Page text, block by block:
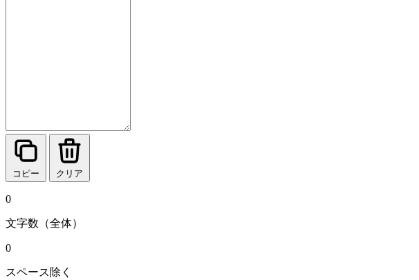
コピー クリア
0
文字数 （全体）
0
スペース除く